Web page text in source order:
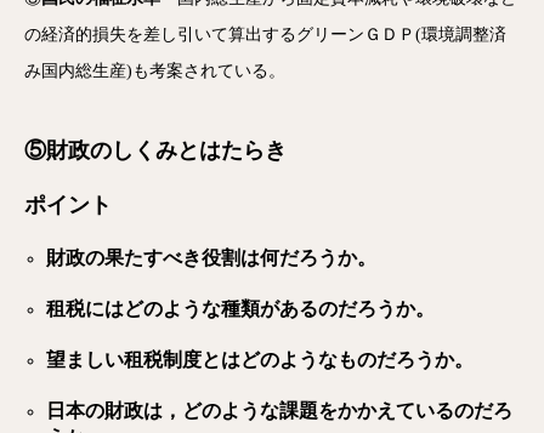
の経済的損失を差し引いて算出するグリーンＧＤＰ(環境調整済
み国内総生産)も考案されている。
⑤財政のしくみとはたらき
ポイント
財政の果たすべき役割は何だろうか。
租税にはどのような種類があるのだろうか。
望ましい租税制度とはどのようなものだろうか。
日本の財政は，どのような課題をかかえているのだろ